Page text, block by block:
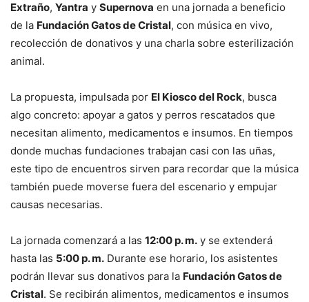
Extraño, Yantra y Supernova en una jornada a beneficio
de la Fundación Gatos de Cristal, con música en vivo,
recolección de donativos y una charla sobre esterilización
animal.
La propuesta, impulsada por El Kiosco del Rock, busca
algo concreto: apoyar a gatos y perros rescatados que
necesitan alimento, medicamentos e insumos. En tiempos
donde muchas fundaciones trabajan casi con las uñas,
este tipo de encuentros sirven para recordar que la música
también puede moverse fuera del escenario y empujar
causas necesarias.
La jornada comenzará a las 12:00 p. m. y se extenderá
hasta las 5:00 p. m. Durante ese horario, los asistentes
podrán llevar sus donativos para la Fundación Gatos de
Cristal. Se recibirán alimentos, medicamentos e insumos